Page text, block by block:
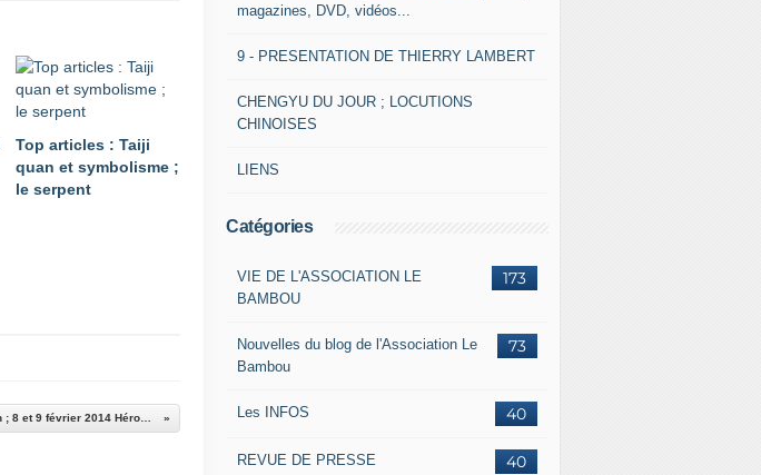
Top articles : Taiji
quan et symbolisme ;
le serpent
magazines, DVD, vidéos...
9 - PRESENTATION DE THIERRY LAMBERT
CHENGYU DU JOUR ; LOCUTIONS
CHINOISES
LIENS
Catégories
173
VIE DE L'ASSOCIATION LE
BAMBOU
73
Nouvelles du blog de l'Association Le
Bambou
40
Les INFOS
40
REVUE DE PRESSE